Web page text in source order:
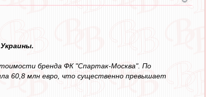
бренда ФК "Спартак-Москва". По
60,8 млн евро, что существенно превышает